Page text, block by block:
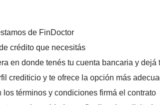
de FinDoctor
crédito que necesitás
en donde tenés tu cuenta bancaria y dejá
crediticio y te ofrece la opción más
los términos y condiciones firmá el contrato